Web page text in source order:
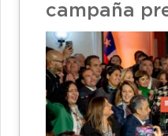
campaña